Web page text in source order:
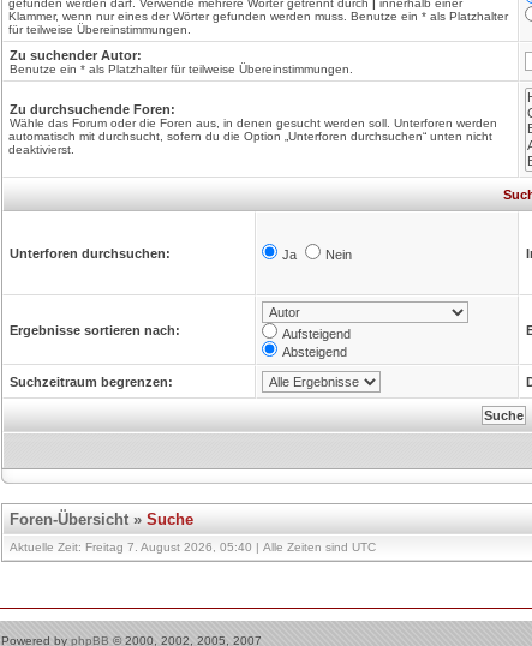
gefunden werden darf. Verwende mehrere Wörter getrennt durch | innerhalb einer
Klammer, wenn nur eines der Wörter gefunden werden muss. Benutze ein * als Platzhalter
für teilweise Übereinstimmungen.
Zu suchender Autor:
Benutze ein * als Platzhalter für teilweise Übereinstimmungen.
Zu durchsuchende Foren:
Wähle das Forum oder die Foren aus, in denen gesucht werden soll. Unterforen werden
automatisch mit durchsucht, sofern du die Option „Unterforen durchsuchen“ unten nicht
deaktivierst.
Unterforen durchsuchen: Ja Nein
Ergebnisse sortieren nach:
Aufsteigend
Absteigend
Suchzeitraum begrenzen:
Foren-Übersicht» Suche
Aktuelle Zeit: Freitag 7. August 2026, 05:40 | Alle Zeiten sind UTC
Powered by phpBB © 2000, 2002, 2005, 2007